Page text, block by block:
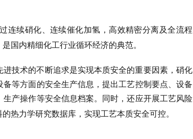
连续硝化、连续催化加氢，高效精密分离及全流程
国内精细化工行业循环经济的典范。
技术的不断追求是实现本质安全的重要因素，硝化
等方面的安全生产信息，提出工艺控制要点、设备
产操作等安全信息档案。同时，还应开展工艺风险
热力学研究数据库，实现工艺本质安全可控。